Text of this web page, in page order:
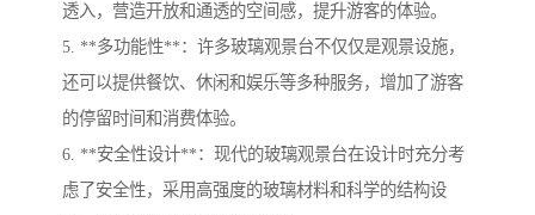
透入，营造开放和通透的空间感，提升游客的体验。
5. **多功能性**：许多玻璃观景台不仅仅是观景设施，
还可以提供餐饮、休闲和娱乐等多种服务，增加了游客
的停留时间和消费体验。
6. **安全性设计**：现代的玻璃观景台在设计时充分考
虑了安全性，采用高强度的玻璃材料和科学的结构设